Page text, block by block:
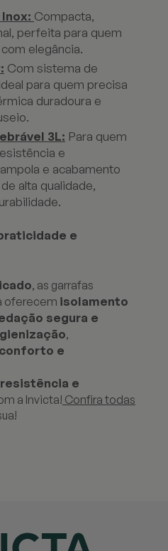
Compacta,
perfeita para quem
elegância.
Com sistema de
para quem precisa
duradoura e
3L: Para quem
e
e acabamento
alta qualidade,
e
, as garrafas
oferecem isolamento
segura e
,
conforto e
e
a Invicta! Confira todas